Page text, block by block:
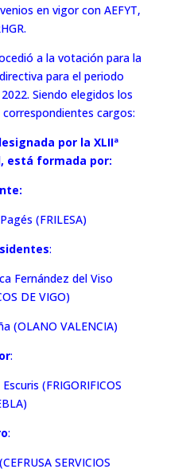
en vigor con AEFYT,
a la votación para la
para el periodo
Siendo elegidos los
cargos:
por la XLIIª
está formada por:
(FRILESA)
:
Fernández del Viso
DE VIGO)
(OLANO VALENCIA)
:
(FRIGORIFICOS
:
SERVICIOS